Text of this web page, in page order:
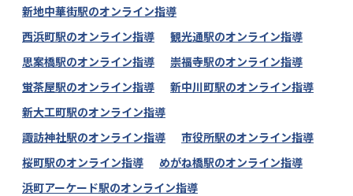
新地中華街駅のオンライン指導
西浜町駅のオンライン指導
観光通駅のオンライン指導
思案橋駅のオンライン指導
崇福寺駅のオンライン指導
蛍茶屋駅のオンライン指導
新中川町駅のオンライン指導
新大工町駅のオンライン指導
諏訪神社駅のオンライン指導
市役所駅のオンライン指導
桜町駅のオンライン指導
めがね橋駅のオンライン指導
浜町アーケード駅のオンライン指導